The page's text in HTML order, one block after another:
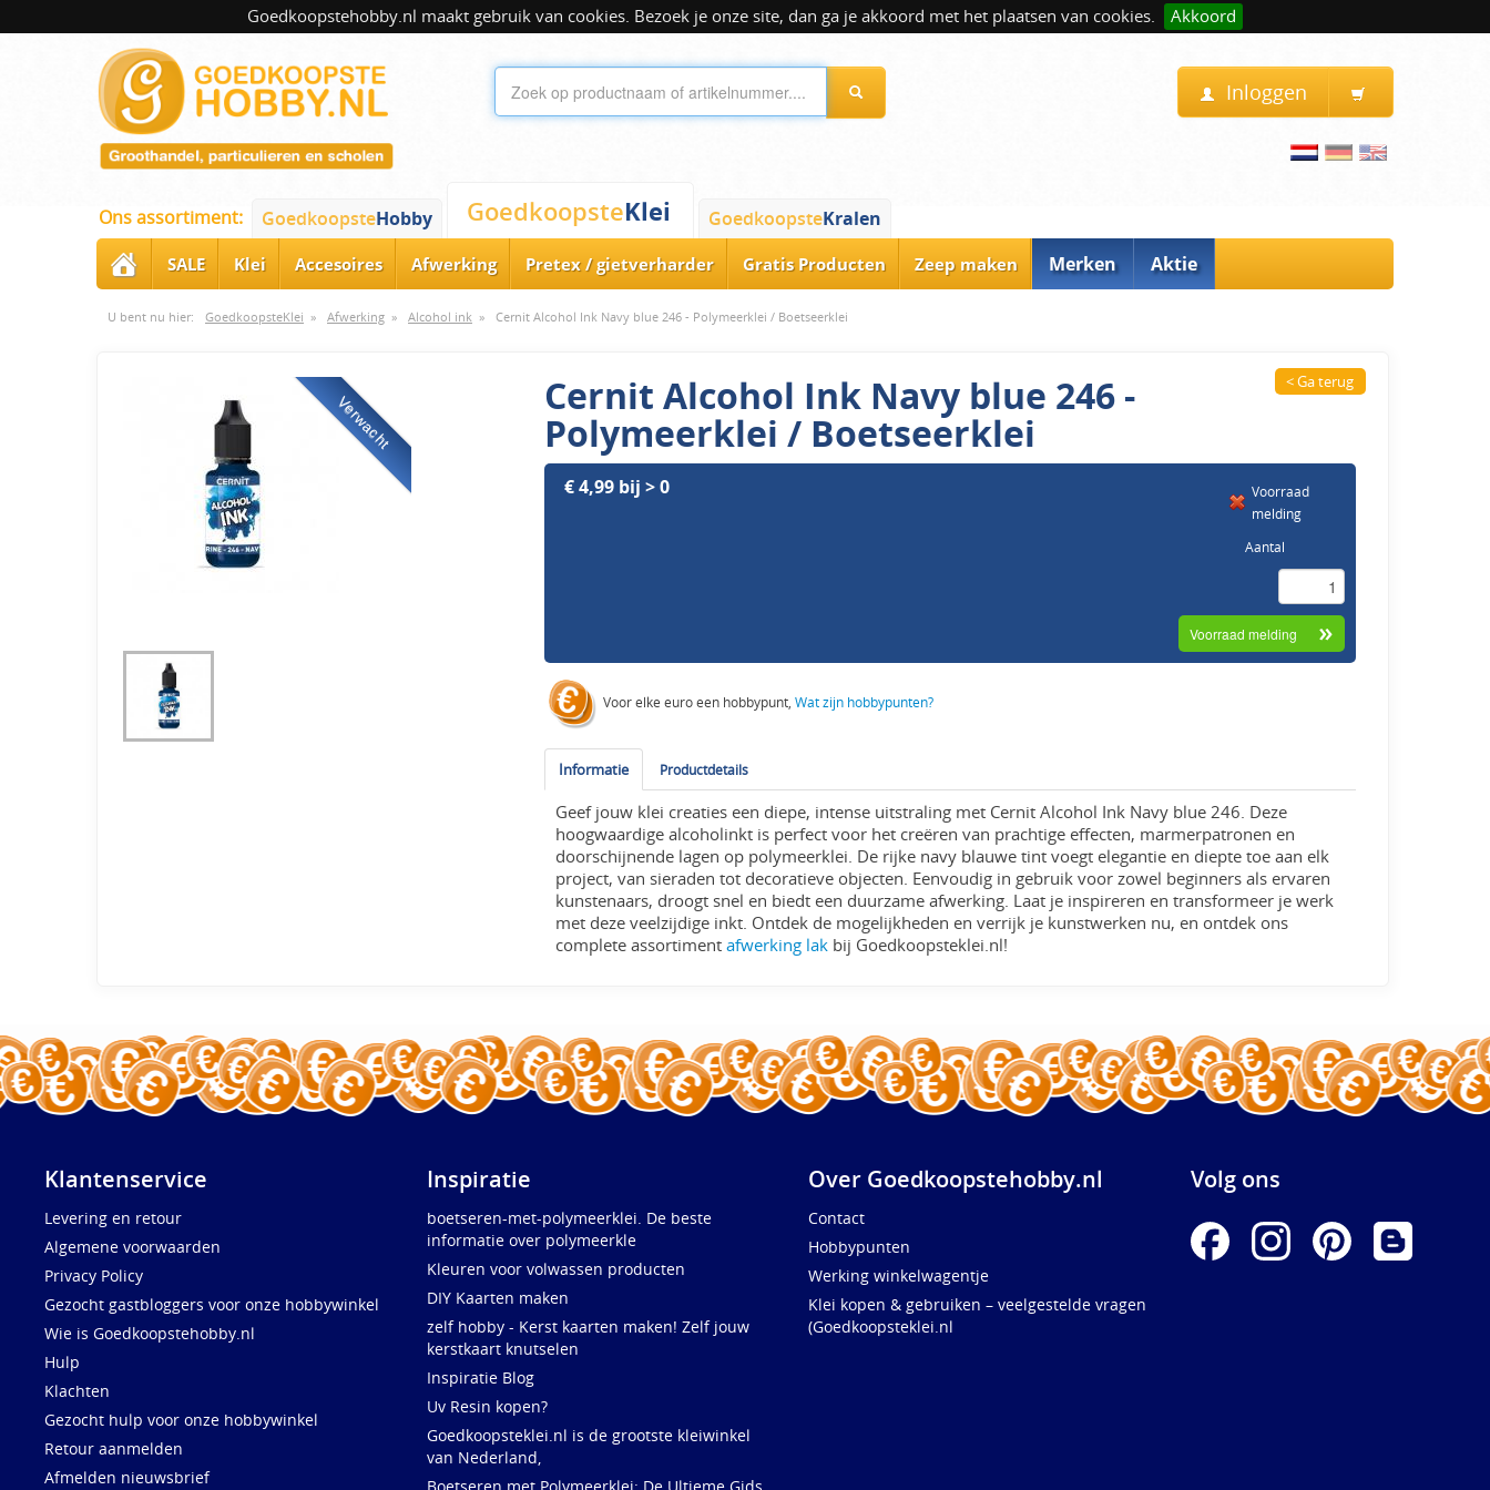
Goedkoopstehobby.nl maakt gebruik van cookies. Bezoek je onze site, dan ga je akkoord met het plaatsen van cookies. Akkoord
Inloggen
Ons assortiment: GoedkoopsteHobby GoedkoopsteKlei GoedkoopsteKralen
SALE Klei Accesoires Afwerking Pretex / gietverharder Gratis Producten Zeep maken Merken Aktie
U bent nu hier: GoedkoopsteKlei » Afwerking » Alcohol ink » Cernit Alcohol Ink Navy blue 246 - Polymeerklei / Boetseerklei
Verwacht Cernit Alcohol Ink Navy blue 246 -
Polymeerklei / Boetseerklei
< Ga terug
€ 4,99 bij > 0
Voorraad
melding
Aantal
Voor elke euro een hobbypunt,Wat zijn hobbypunten?
Informatie Productdetails
Geef jouw klei creaties een diepe, intense uitstraling met Cernit Alcohol Ink Navy blue 246. Deze
hoogwaardige alcoholinkt is perfect voor het creëren van prachtige effecten, marmerpatronen en
doorschijnende lagen op polymeerklei. De rijke navy blauwe tint voegt elegantie en diepte toe aan elk
project, van sieraden tot decoratieve objecten. Eenvoudig in gebruik voor zowel beginners als ervaren
kunstenaars, droogt snel en biedt een duurzame afwerking. Laat je inspireren en transformeer je werk
met deze veelzijdige inkt. Ontdek de mogelijkheden en verrijk je kunstwerken nu, en ontdek ons
complete assortimentafwerking lak bij Goedkoopsteklei.nl!
Klantenservice
Levering en retour
Algemene voorwaarden
Privacy Policy
Gezocht gastbloggers voor onze hobbywinkel
Wie is Goedkoopstehobby.nl
Hulp
Klachten
Gezocht hulp voor onze hobbywinkel
Retour aanmelden
Afmelden nieuwsbrief
Inspiratie
boetseren-met-polymeerklei. De beste
informatie over polymeerkle
Kleuren voor volwassen producten
DIY Kaarten maken
zelf hobby - Kerst kaarten maken! Zelf jouw
kerstkaart knutselen
Inspiratie Blog
Uv Resin kopen?
Goedkoopsteklei.nl is de grootste kleiwinkel
van Nederland,
Over Goedkoopstehobby.nl
Contact
Hobbypunten
Werking winkelwagentje
Klei kopen & gebruiken – veelgestelde vragen
(Goedkoopsteklei.nl
Volg ons